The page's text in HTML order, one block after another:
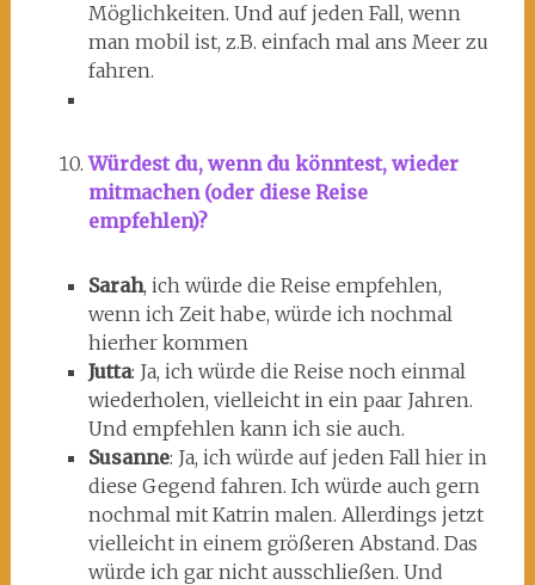
Möglichkeiten. Und auf jeden Fall, wenn
man mobil ist, z.B. einfach mal ans Meer zu
fahren.
Würdest du, wenn du könntest, wieder
mitmachen (oder diese Reise
empfehlen)?
Sarah, ich würde die Reise empfehlen,
wenn ich Zeit habe, würde ich nochmal
hierher kommen
Jutta: Ja, ich würde die Reise noch einmal
wiederholen, vielleicht in ein paar Jahren.
Und empfehlen kann ich sie auch.
Susanne: Ja, ich würde auf jeden Fall hier in
diese Gegend fahren. Ich würde auch gern
nochmal mit Katrin malen. Allerdings jetzt
vielleicht in einem größeren Abstand. Das
würde ich gar nicht ausschließen. Und